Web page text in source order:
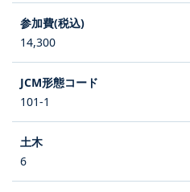
14,300
101-1
6